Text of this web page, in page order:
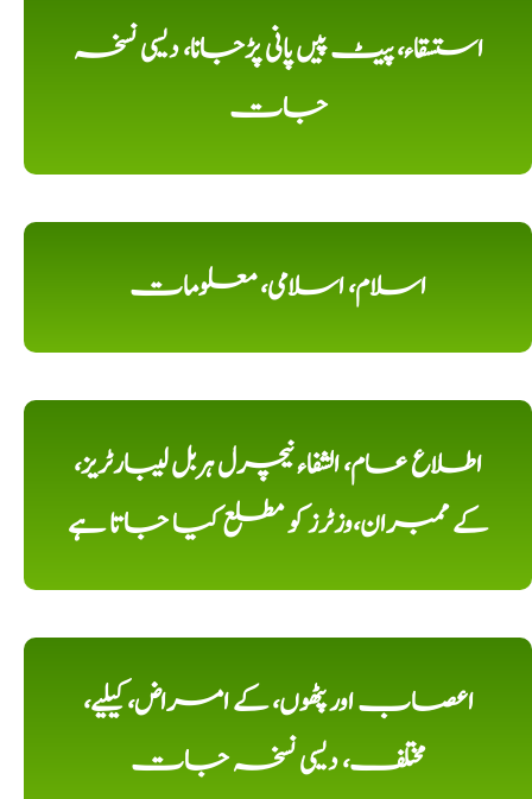
استسقاء، پیٹ پیں پانی پڑجانا، دیسی نسخہ
جات
اسلام، اسلامی، معلومات
اطلاع عام، الشفاء نیچرل ہربل لیبارٹریز،
کے ممبران،وزٹرز کو مطلع کیا جاتا ہے
اعصاب اور پٹھوں، کے امراض، کیلیے،
مختلف، دیسی نسخہ جات